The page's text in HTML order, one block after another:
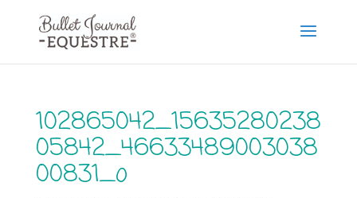
102865042_15635280238
05842_46633489003038
00831_o